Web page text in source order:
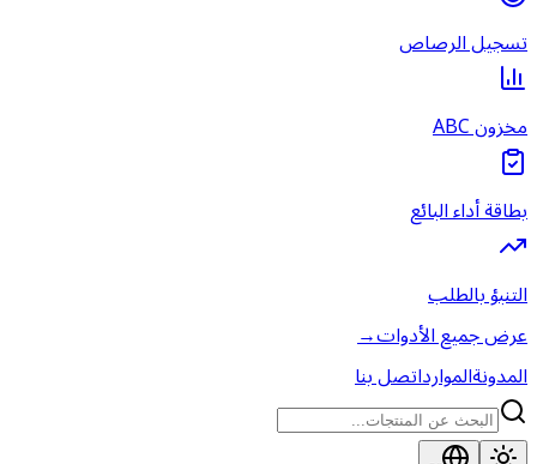
تسجيل الرصاص
مخزون ABC
بطاقة أداء البائع
التنبؤ بالطلب
عرض جميع الأدوات→
المدونةالموارداتصل بنا